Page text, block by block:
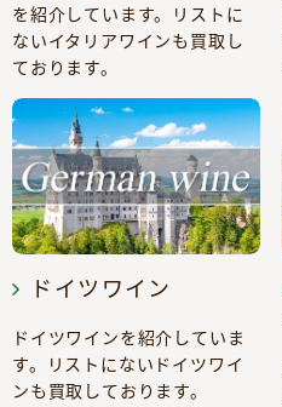
を紹介しています。リストに
ないイタリアワインも買取し
ております。
ドイツワイン
ドイツワインを紹介していま
す。リストにないドイツワイ
ンも買取しております。